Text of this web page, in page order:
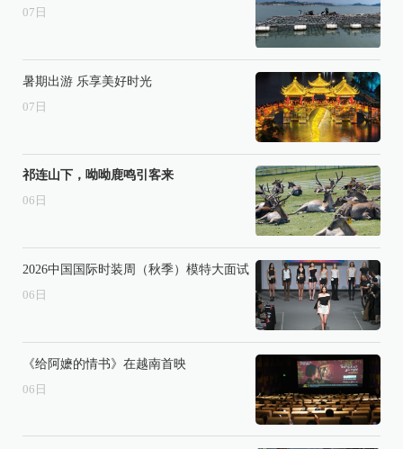
07 日
暑期出游 乐享美好时光
07 日
祁连山下，呦呦鹿鸣引客来
06 日
2026中国国际时装周（秋季）模特大面试
06 日
《给阿嬷的情书》在越南首映
06 日